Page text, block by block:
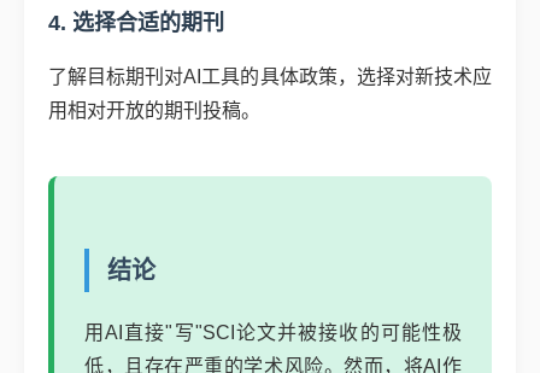
4. 选择合适的期刊
了解目标期刊对AI工具的具体政策，选择对新技术应
用相对开放的期刊投稿。
结论
用AI直接"写"SCI论文并被接收的可能性极
低，且存在严重的学术风险。然而，将AI作